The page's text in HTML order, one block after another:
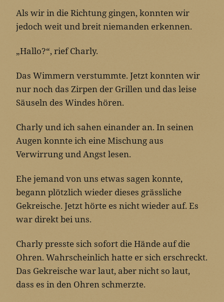
Als wir in die Richtung gingen, konnten wir
jedoch weit und breit niemanden erkennen.
„Hallo?“, rief Charly.
Das Wimmern verstummte. Jetzt konnten wir
nur noch das Zirpen der Grillen und das leise
Säuseln des Windes hören.
Charly und ich sahen einander an. In seinen
Augen konnte ich eine Mischung aus
Verwirrung und Angst lesen.
Ehe jemand von uns etwas sagen konnte,
begann plötzlich wieder dieses grässliche
Gekreische. Jetzt hörte es nicht wieder auf. Es
war direkt bei uns.
Charly presste sich sofort die Hände auf die
Ohren. Wahrscheinlich hatte er sich erschreckt.
Das Gekreische war laut, aber nicht so laut,
dass es in den Ohren schmerzte.